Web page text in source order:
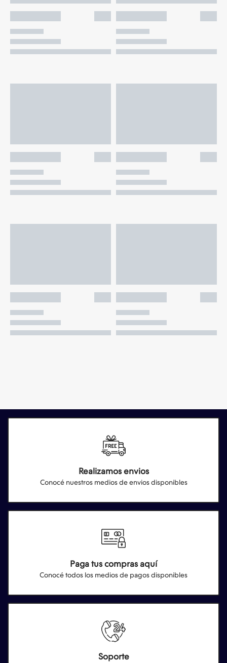
Realizamos envios
Conocé nuestros medios de envios disponibles
Paga tus compras aquí
Conocé todos los medios de pagos disponibles
Soporte